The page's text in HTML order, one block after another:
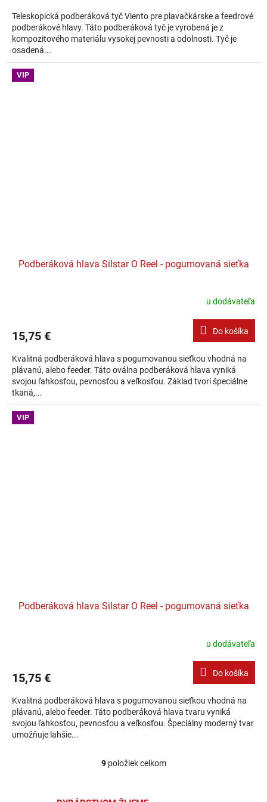
Teleskopická podberáková tyč Viento pre plavačkárske a feedrové
podberákové hlavy. Táto podberáková tyč je vyrobená je z
kompozitového materiálu vysokej pevnosti a odolnosti. Tyč je
osadená...
VIP
Podberáková hlava Silstar O Reel - pogumovaná sieťka
u dodávateľa
15,75 € Do košíka
Kvalitná podberáková hlava s pogumovanou sieťkou vhodná na
plávanú, alebo feeder. Táto oválna podberáková hlava vyniká
svojou ľahkosťou, pevnosťou a veľkosťou. Základ tvorí špeciálne
tkaná,...
VIP
Podberáková hlava Silstar O Reel - pogumovaná sieťka
u dodávateľa
15,75 € Do košíka
Kvalitná podberáková hlava s pogumovanou sieťkou vhodná na
plávanú, alebo feeder. Táto podberáková hlava tvaru vyniká
svojou ľahkosťou, pevnosťou a veľkosťou. Špeciálny moderný tvar
umožňuje lahšie...
Ovládacie prvky výpisu
9položiek celkom